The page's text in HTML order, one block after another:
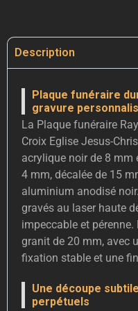
Description
Plaque funéraire
gravure
La Plaque funéraire
Croix Eglise Jesus-
acrylique noir de 8 mm
4 mm, décalée de 15
aluminium anodisé
gravés au laser haute
impeccable et
granit de 20 mm, avec
fixation stable et une
Une découpe
perpétuels